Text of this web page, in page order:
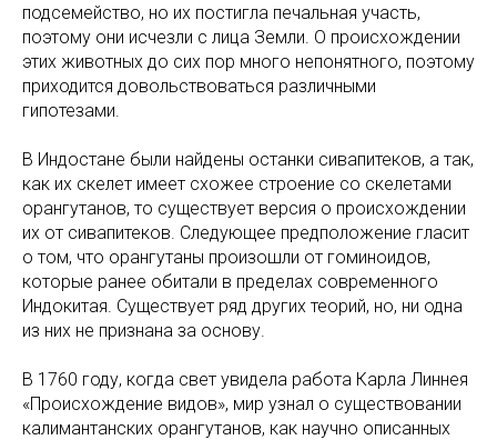
подсемейство, но их постигла печальная участь,
поэтому они исчезли с лица Земли. О происхождении
этих животных до сих пор много непонятного, поэтому
приходится довольствоваться различными
гипотезами.
В Индостане были найдены останки сивапитеков, а так,
как их скелет имеет схожее строение со скелетами
орангутанов, то существует версия о происхождении
их от сивапитеков. Следующее предположение гласит
о том, что орангутаны произошли от гоминоидов,
которые ранее обитали в пределах современного
Индокитая. Существует ряд других теорий, но, ни одна
из них не признана за основу.
В 1760 году, когда свет увидела работа Карла Линнея
«Происхождение видов», мир узнал о существовании
калимантанских орангутанов, как научно описанных